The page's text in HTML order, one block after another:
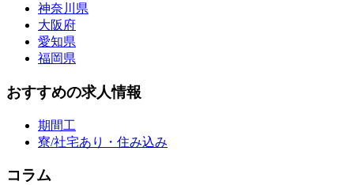
神奈川県
大阪府
愛知県
福岡県
おすすめの求人情報
期間工
寮/社宅あり・住み込み
コラム